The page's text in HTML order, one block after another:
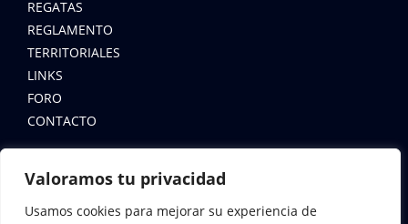
Valoramos tu privacidad
Usamos cookies para mejorar su experiencia de
REGATAS
REGLAMENTO
TERRITORIALES
LINKS
FORO
CONTACTO
LEYES
AVISO LEGAL